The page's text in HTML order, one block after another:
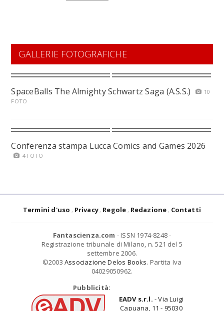
GALLERIE FOTOGRAFICHE
SpaceBalls The Almighty Schwartz Saga (A.S.S.)
10
FOTO
Conferenza stampa Lucca Comics and Games 2026
4 FOTO
Termini d'uso Privacy Regole Redazione Contatti
Fantascienza.com - ISSN 1974-8248 -
Registrazione tribunale di Milano, n. 521 del 5
settembre 2006.
©2003 Associazione Delos Books. Partita Iva
04029050962.
Pubblicità:
EADV s.r.l. - Via Luigi
Capuana, 11 - 95030